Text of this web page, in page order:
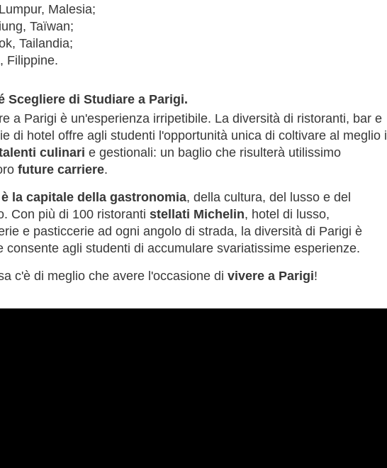
Malesia;
Taïwan;
Tailandia;
Filippine.
Scegliere di Studiare a Parigi.
a Parigi è un'esperienza irripetibile. La diversità di ristoranti, bar e
di hotel offre agli studenti l'opportunità unica di coltivare al meglio i
culinari e gestionali: un baglio che risulterà utilissimo
future carriere.
la capitale della gastronomia, della cultura, del lusso e del
Con più di 100 ristoranti stellati Michelin, hotel di lusso,
e pasticcerie ad ogni angolo di strada, la diversità di Parigi è
consente agli studenti di accumulare svariatissime esperienze.
c'è di meglio che avere l'occasione di vivere a Parigi!